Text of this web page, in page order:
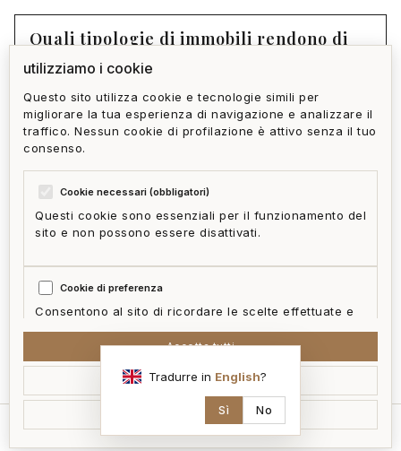
Quali tipologie di immobili rendono di
più ad San Fruttuoso?
Home Gallery offre un servizio di
gestione dell'immobile dopo l'acquisto?
McFrancis
mappa del sito
utilizziamo i cookie
Questo sito utilizza cookie e tecnologie simili per
migliorare la tua esperienza di navigazione e analizzare il
traffico. Nessun cookie di profilazione è attivo senza il tuo
consenso.
Cookie necessari (obbligatori)
Questi cookie sono essenziali per il funzionamento del
sito e non possono essere disattivati.
Cookie di preferenza
Consentono al sito di ricordare le scelte effettuate e
Cookie statistici
Aiutano a capire come i visitatori interagiscono con il
sito in forma aggregata e anonima.
Accetta tutti
Accetta selezionati
Rifiuta non essenziali
Tradurre in English?
Sì No